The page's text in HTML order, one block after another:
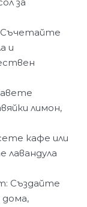
Съчетайте
и
лимон,
кафе или
лавандула
Създайте